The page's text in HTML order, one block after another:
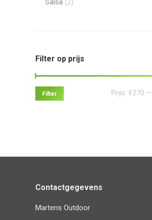
Salsa (2)
Filter op prijs
Filter Prijs: €270 —
Contactgegevens
Martens Outdoor